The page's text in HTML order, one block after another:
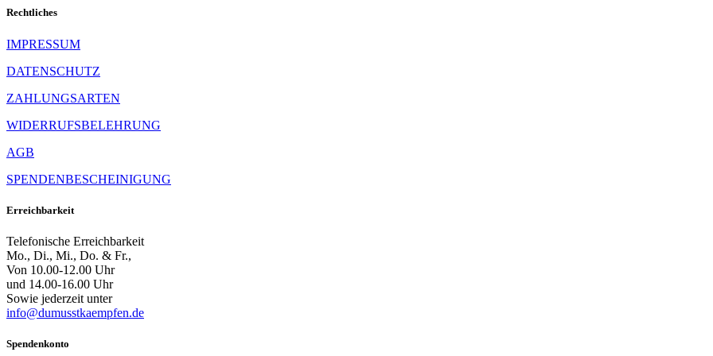
Rechtliches
IMPRESSUM
DATENSCHUTZ
ZAHLUNGSARTEN
WIDERRUFSBELEHRUNG
AGB
SPENDENBESCHEINIGUNG
Erreichbarkeit
Telefonische Erreichbarkeit
Mo., Di., Mi., Do. & Fr.,
Von 10.00-12.00 Uhr
und 14.00-16.00 Uhr
Sowie jederzeit unter
info@dumusstkaempfen.de
Spendenkonto